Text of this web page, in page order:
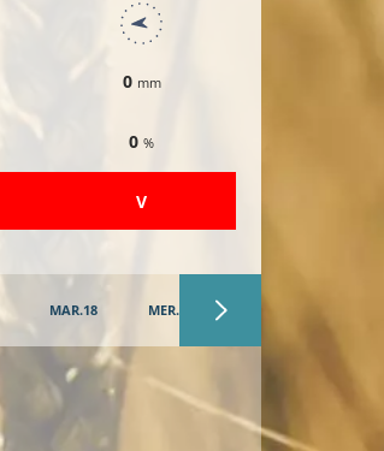
0 mm
0%
​V
MAR.18 MER.19